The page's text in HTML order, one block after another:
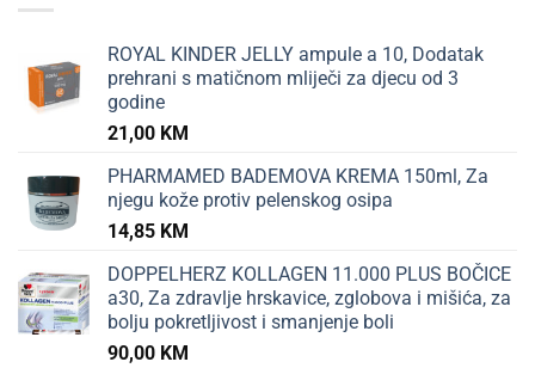
ROYAL KINDER JELLY ampule a 10, Dodatak
prehrani s matičnom mliječi za djecu od 3
godine
21,00 KM
PHARMAMED BADEMOVA KREMA 150ml, Za
njegu kože protiv pelenskog osipa
14,85 KM
DOPPELHERZ KOLLAGEN 11.000 PLUS BOČICE
a30, Za zdravlje hrskavice, zglobova i mišića, za
bolju pokretljivost i smanjenje boli
90,00 KM